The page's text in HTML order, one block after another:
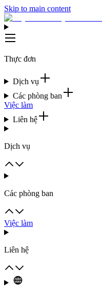
Skip to main content
Thực đơn
Dịch vụ
Các phòng ban
Việc làm
Liên hệ
Dịch vụ
Các phòng ban
Việc làm
Liên hệ